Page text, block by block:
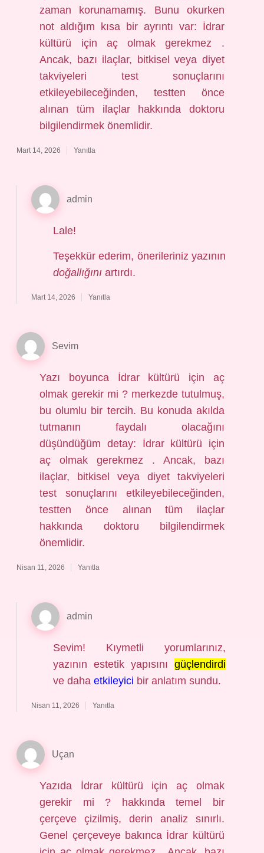
zaman korunamamış. Bunu okurken
not aldığım kısa bir ayrıntı var: İdrar
kültürü için aç olmak gerekmez .
Ancak, bazı ilaçlar, bitkisel veya diyet
takviyeleri test sonuçlarını
etkileyebileceğinden, testten önce
alınan tüm ilaçlar hakkında doktoru
bilgilendirmek önemlidir.
Mart 14, 2026 Yanıtla
admin
Lale!
Teşekkür ederim, önerileriniz yazının
doğallığını artırdı.
Mart 14, 2026 Yanıtla
Sevim
Yazı boyunca İdrar kültürü için aç
olmak gerekir mi ? merkezde tutulmuş,
bu olumlu bir tercih. Bu konuda akılda
tutmanın faydalı olacağını
düşündüğüm detay: İdrar kültürü için
aç olmak gerekmez . Ancak, bazı
ilaçlar, bitkisel veya diyet takviyeleri
test sonuçlarını etkileyebileceğinden,
testten önce alınan tüm ilaçlar
hakkında doktoru bilgilendirmek
önemlidir.
Nisan 11, 2026 Yanıtla
admin
Sevim! Kıymetli yorumlarınız,
yazının estetik yapısınıgüçlendirdi
ve daha etkileyici bir anlatım sundu.
Nisan 11, 2026 Yanıtla
Uçan
Yazıda İdrar kültürü için aç olmak
gerekir mi ? hakkında temel bir
çerçeve çizilmiş, derin analiz sınırlı.
Genel çerçeveye bakınca İdrar kültürü